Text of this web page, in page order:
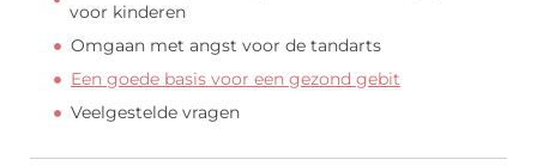
voor kinderen
Omgaan met angst voor de tandarts
Een goede basis voor een gezond gebit
Veelgestelde vragen